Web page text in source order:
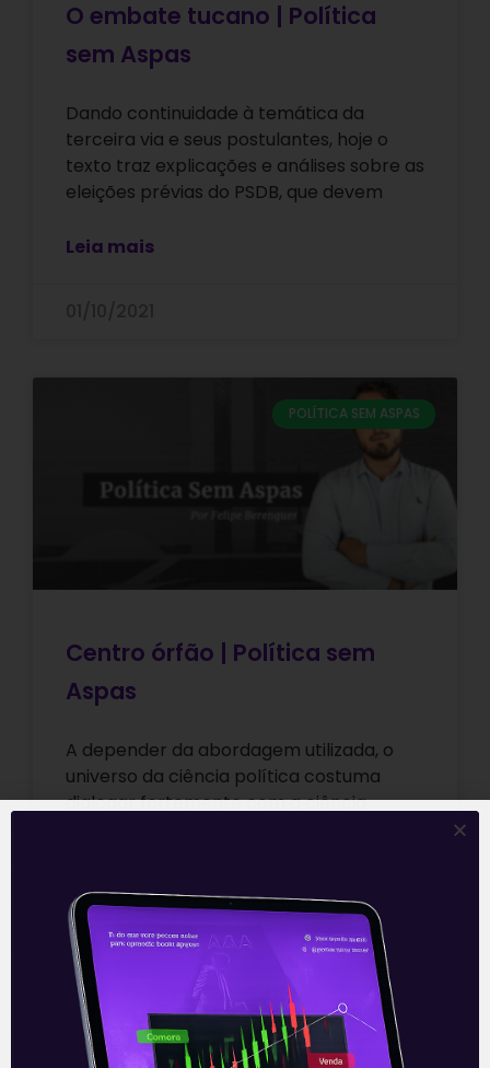
O embate tucano | Política
sem Aspas
Dando continuidade à temática da
terceira via e seus postulantes, hoje o
texto traz explicações e análises sobre as
eleições prévias do PSDB, que devem
Leia mais
POLÍTICA SEM ASPAS
Centro órfão | Política sem
Aspas
A depender da abordagem utilizada, o
universo da ciência política costuma
dialogar fortemente com a ciência
Leia mais
18/06/2021